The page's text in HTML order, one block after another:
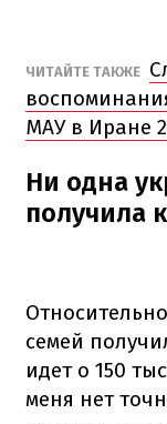
ЧИТАЙТЕ ТАКЖЕ
МАУ в Иране
Ни одна
получила
семей
идет о 150
меня нет